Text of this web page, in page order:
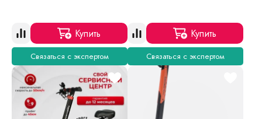
Купить
Связаться с экспертом
Купить
Связаться с экспертом